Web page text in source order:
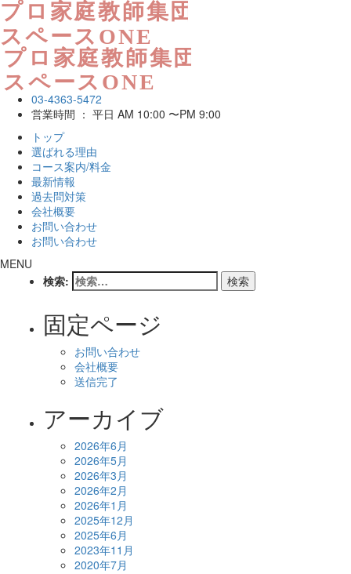
03-4363-5472
営業時間 ： 平日 AM 10:00 〜PM 9:00
トップ
選ばれる理由
コース案内/料金
最新情報
過去問対策
会社概要
お問い合わせ
お問い合わせ
MENU
検索:
固定ページ
お問い合わせ
会社概要
送信完了
アーカイブ
2026年6月
2026年5月
2026年3月
2026年2月
2026年1月
2025年12月
2025年6月
2023年11月
2020年7月